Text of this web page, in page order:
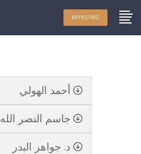
MYKSIMS
أحمد الهولي
جاسم النصر الله
د. جواهر البدر